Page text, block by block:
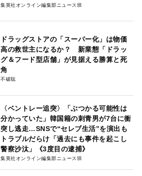
集英社オンライン編集部ニュース班
ドラッグストアの「スーパー化」は物価
高の救世主になるか？ 新業態「ドラッ
グ＆フード型店舗」が見据える勝算と死
角
不破聡
〈ベントレー追突〉「ぶつかる可能性は
分かっていた」韓国籍の刺青男が7台に衝
突し逃走…SNSで“セレブ生活”を演出も
トラブルだらけ「過去にも事件を起こし
警察沙汰」《3度目の逮捕》
集英社オンライン編集部ニュース班